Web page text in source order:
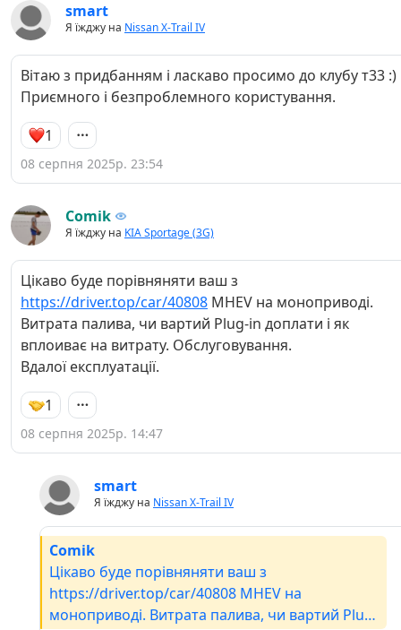
smart
Я їжджу на Nissan X-Trail IV
Вітаю з придбанням і ласкаво просимо до клубу т33 :)
Приємного і безпроблемного користування.
1
08 серпня 2025р. 23:54
Comik
Я їжджу на KIA Sportage (3G)
Цікаво буде порівняняти ваш з
https://driver.top/car/40808 MHEV на моноприводі.
Витрата палива, чи вартий Plug-in доплати і як
вплоиває на витрату. Обслуговування.
Вдалої експлуатації.
1
08 серпня 2025р. 14:47
smart
Я їжджу на Nissan X-Trail IV
Comik
Цікаво буде порівняняти ваш з
https://driver.top/car/40808 MHEV на
моноприводі. Витрата палива, чи вартий Plug-